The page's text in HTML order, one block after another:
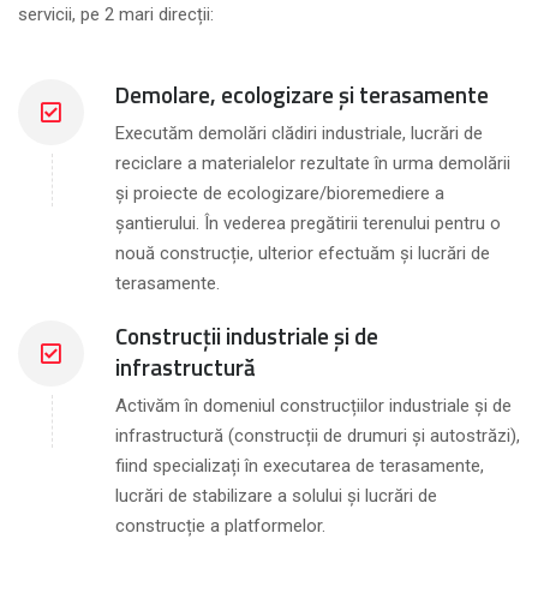
servicii, pe 2 mari direcții:
Demolare, ecologizare și terasamente
Executăm demolări clădiri industriale, lucrări de
reciclare a materialelor rezultate în urma demolării
și proiecte de ecologizare/bioremediere a
șantierului. În vederea pregătirii terenului pentru o
nouă construcție, ulterior efectuăm și lucrări de
terasamente.
Construcții industriale și de
infrastructură
Activăm în domeniul construcțiilor industriale și de
infrastructură (construcții de drumuri și autostrăzi),
fiind specializați în executarea de terasamente,
lucrări de stabilizare a solului și lucrări de
construcție a platformelor.